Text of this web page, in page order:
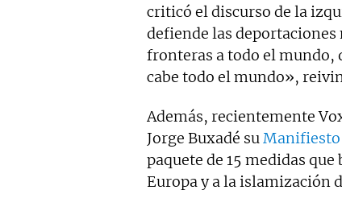
criticó el discurso de la
defiende las deportaciones
fronteras a todo el mundo,
cabe todo el mundo»,
Además, recientemente
Jorge Buxadé su Manifiesto
paquete de 15 medidas
Europa y a la islamización